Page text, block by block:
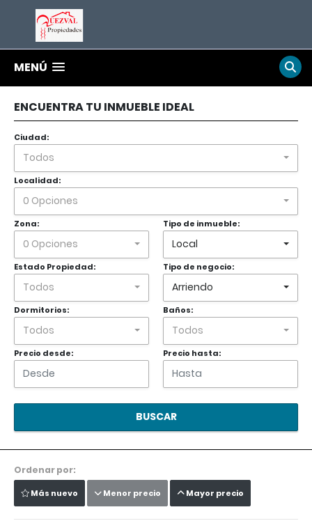
MENÚ
ENCUENTRA TU INMUEBLE IDEAL
Ciudad:
Todos
Localidad:
0 Opciones
Zona:
0 Opciones
Tipo de inmueble:
Local
Estado Propiedad:
Todos
Tipo de negocio:
Arriendo
Dormitorios:
Todos
Baños:
Todos
Precio desde: Precio hasta:
BUSCAR
Ordenar por:
Más nuevo Menor precio Mayor precio